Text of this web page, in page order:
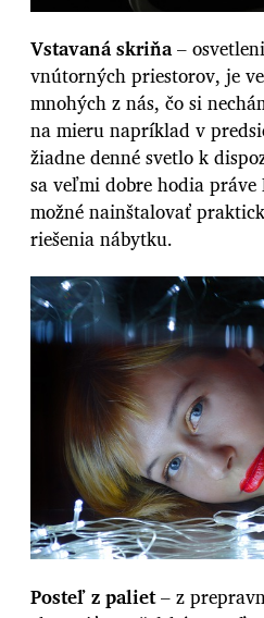
Vstavaná skriňa–
vnútorných priestorov, je
mnohých z nás, čo si
na mieru napríklad v
žiadne denné svetlo k
sa veľmi dobre hodia práve
možné nainštalovať
riešenia nábytku.
Posteľ z paliet– z